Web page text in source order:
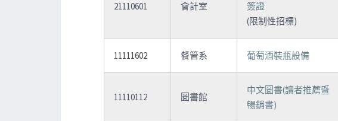
21110601 會計室
簽證
(限制性招標)
11111602 餐管系 葡萄酒裝瓶設備
11110112 圖書館
中文圖書(讀者推薦暨
暢銷書)